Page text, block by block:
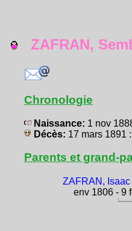
ZAFRAN,
Chronologie
Naissance: 1 nov
Décès: 17 mars 1891
Parents et grand-
ZAFRAN,
env 1806 - 9